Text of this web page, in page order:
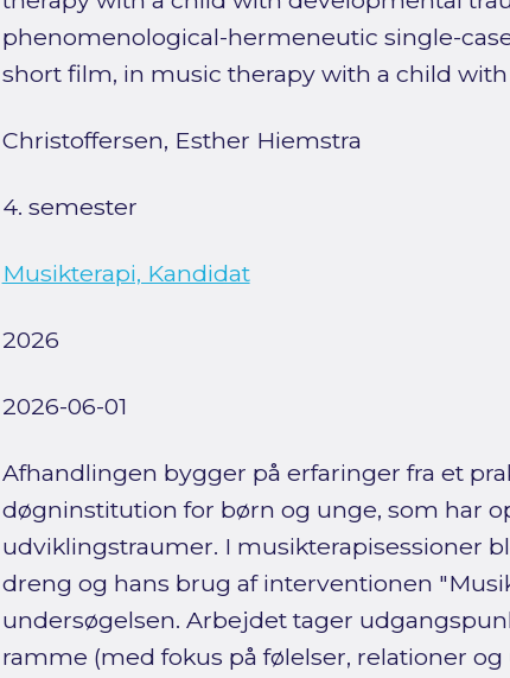
phenomenological-hermeneutic single-
short film, in music therapy with a child
Christoffersen, Esther Hiemstra
4. semester
Musikterapi, Kandidat
2026
2026-06-01
Afhandlingen bygger på erfaringer fra et
døgninstitution for børn og unge, som har
udviklingstraumer. I musikterapisessioner
dreng og hans brug af interventionen
undersøgelsen. Arbejdet tager
ramme (med fokus på følelser, relationer